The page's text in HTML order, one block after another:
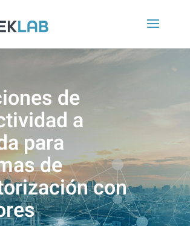
de
a
para
de
con